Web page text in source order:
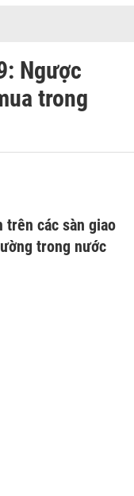
Ngược
trong
trên các sàn giao
trong nước